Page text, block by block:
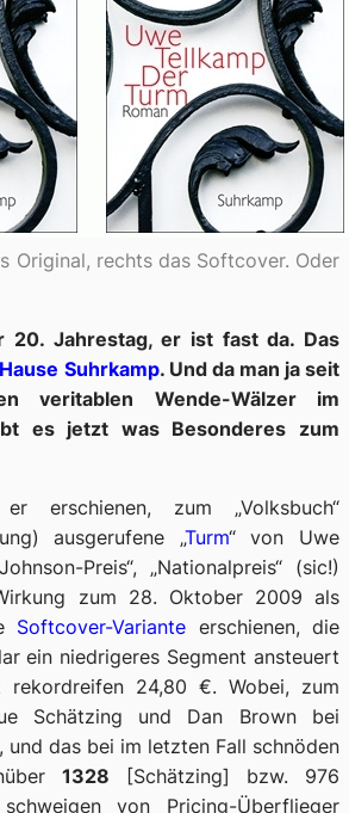
Original, rechts das Softcover. Oder
20. Jahrestag, er ist fast da. Das
Hause Suhrkamp. Und da man ja seit
veritablen Wende-Wälzer im
es jetzt was Besonderes zum
erschienen, zum „Volksbuch“
ausgerufene „Turm“ von Uwe
Preis“, „Nationalpreis“ (sic!)
zum 28. Oktober 2009 als
Softcover-Variante erschienen, die
ein niedrigeres Segment ansteuert
24,80 €. Wobei, zum
Schätzing und Dan Brown bei
das bei im letzten Fall schnöden
1328 [Schätzing] bzw. 976
von Pricing-Überflieger